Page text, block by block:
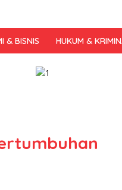
& BISNIS HUKUM &